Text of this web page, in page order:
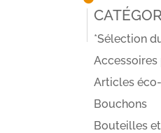
*Sélection
Articles
Bouchons
Bouteilles